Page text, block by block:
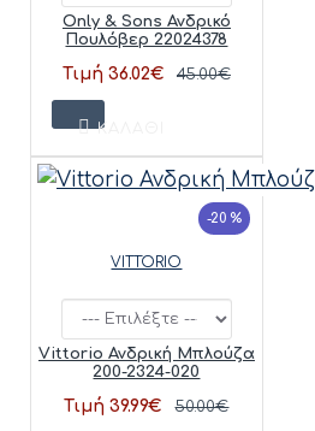
Only & Sons Ανδρικό
Πουλόβερ 22024378
Τιμή 36.02€ 45.00€
ΚΑΛΆΘΙ
-20 %
VITTORIO
Vittorio Ανδρική Μπλούζα
200-2324-020
Τιμή 39.99€ 50.00€